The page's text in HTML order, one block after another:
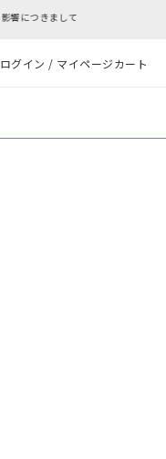
ログイン / マイページカート